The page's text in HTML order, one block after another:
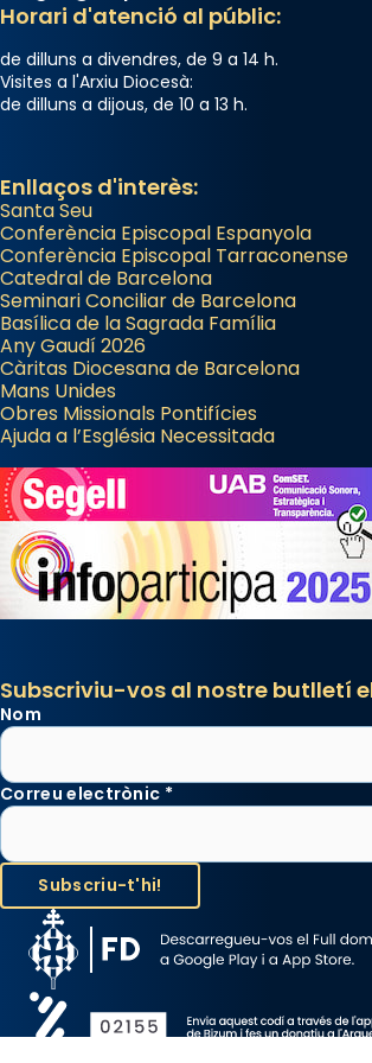
Horari d'atenció al públic:
de dilluns a divendres, de 9 a 14 h.
Visites a l'Arxiu Diocesà:
de dilluns a dijous, de 10 a 13 h.
Enllaços d'interès:
Santa Seu
Conferència Episcopal Espanyola
Conferència Episcopal Tarraconense
Catedral de Barcelona
Seminari Conciliar de Barcelona
Basílica de la Sagrada Família
Any Gaudí 2026
Càritas Diocesana de Barcelona
Mans Unides
Obres Missionals Pontifícies
Ajuda a l’Església Necessitada
Subscriviu-vos al nostre butlletí
Nom
Correu electrònic *